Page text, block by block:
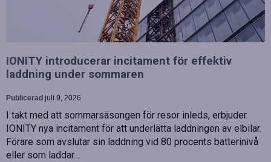
IONITY introducerar incitament för effektiv
laddning under sommaren
Publicerad juli 9, 2026
I takt med att sommarsäsongen för resor inleds, erbjuder
IONITY nya incitament för att underlätta laddningen av elbilar.
Förare som avslutar sin laddning vid 80 procents batterinivå
eller som laddar…